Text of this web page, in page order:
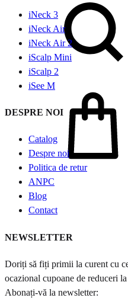
iNeck 3
iNeck Air
iNeck Air 2
iScalp Mini
iScalp 2
iSee M
DESPRE NOI
Catalog
Despre noi
Politica de retur
ANPC
Blog
Contact
NEWSLETTER
Doriți să fiți primii la curent cu
ocazional cupoane de reduceri
Abonați-vă la newsletter: